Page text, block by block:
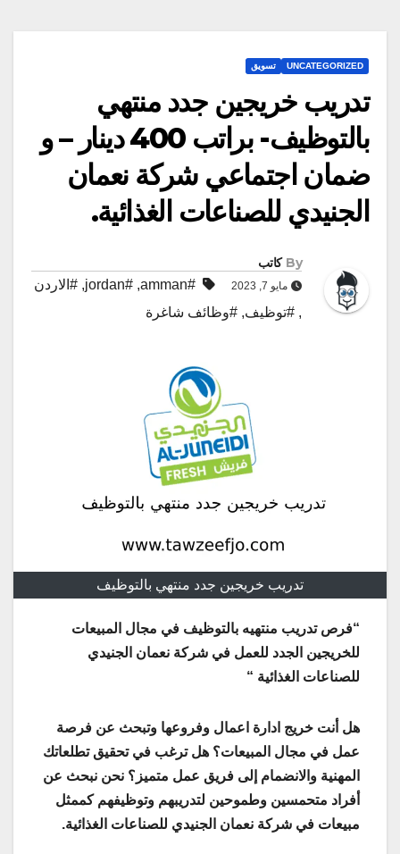
UNCATEGORIZED تسويق
تدريب خريجين جدد منتهي
بالتوظيف- براتب 400 دينار – و
ضمان اجتماعي شركة نعمان
الجنيدي للصناعات الغذائية.
By كاتب
مايو 7, 2023 #amman
,
#jordan
, #الاردن
, #توظيف, #وظائف شاغرة
تدريب خريجين جدد منتهي بالتوظيف
“فرص تدريب منتهيه بالتوظيف في مجال المبيعات
للخريجين الجدد للعمل في شركة نعمان الجنيدي
للصناعات الغذائية “
هل أنت خريج ادارة اعمال وفروعها وتبحث عن فرصة
عمل في مجال المبيعات؟ هل ترغب في تحقيق تطلعاتك
المهنية والانضمام إلى فريق عمل متميز؟ نحن نبحث عن
أفراد متحمسين وطموحين لتدريبهم وتوظيفهم كممثل
مبيعات في شركة نعمان الجنيدي للصناعات الغذائية.